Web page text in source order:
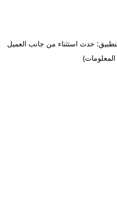
حدث استثناء من جانب العميل